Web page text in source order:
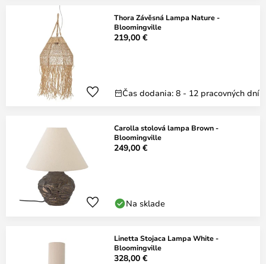
Thora Závěsná Lampa Nature -
Bloomingville
219,00 €
Čas dodania: 8 - 12 pracovných dní
Carolla stolová lampa Brown -
Bloomingville
249,00 €
Na sklade
Linetta Stojaca Lampa White -
Bloomingville
328,00 €